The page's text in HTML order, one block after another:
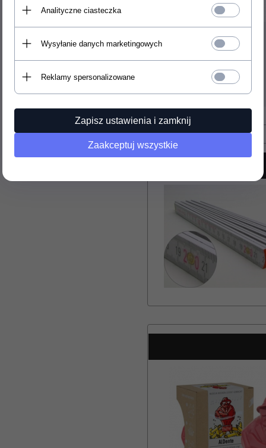
Analityczne ciasteczka
Wysyłanie danych marketingowych
Reklamy spersonalizowane
Zapisz ustawienia i zamknij
Zaakceptuj wszystkie